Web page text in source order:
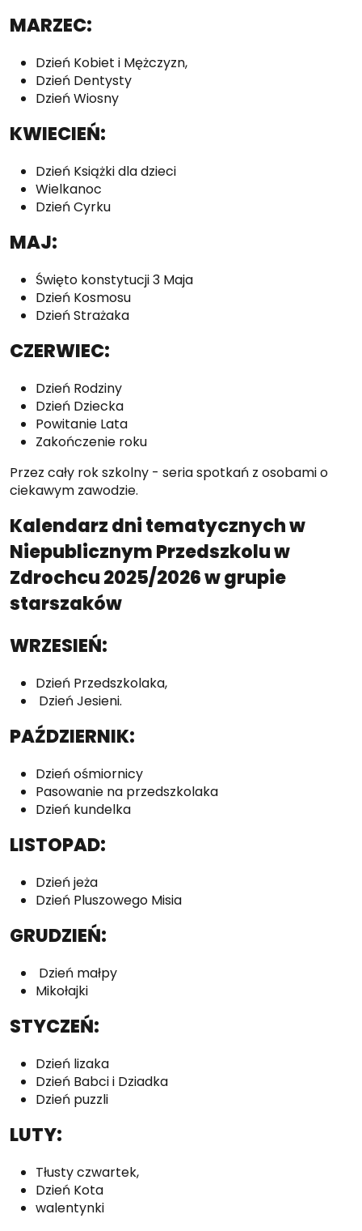
MARZEC:
Dzień Kobiet i Mężczyzn,
Dzień Dentysty
Dzień Wiosny
KWIECIEŃ:
Dzień Książki dla dzieci
Wielkanoc
Dzień Cyrku
MAJ:
Święto konstytucji 3 Maja
Dzień Kosmosu
Dzień Strażaka
CZERWIEC:
Dzień Rodziny
Dzień Dziecka
Powitanie Lata
Zakończenie roku
Przez cały rok szkolny - seria spotkań z osobami o
ciekawym zawodzie.
Kalendarz dni tematycznych w
Niepublicznym Przedszkolu w
Zdrochcu 2025/2026 w grupie
starszaków
WRZESIEŃ:
Dzień Przedszkolaka,
Dzień Jesieni.
PAŹDZIERNIK:
Dzień ośmiornicy
Pasowanie na przedszkolaka
Dzień kundelka
LISTOPAD:
Dzień jeża
Dzień Pluszowego Misia
GRUDZIEŃ:
Dzień małpy
Mikołajki
STYCZEŃ:
Dzień lizaka
Dzień Babci i Dziadka
Dzień puzzli
LUTY:
Tłusty czwartek,
Dzień Kota
walentynki